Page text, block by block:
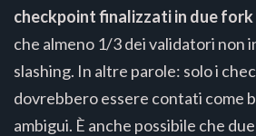
checkpoint finalizzati in due
che almeno 1/3 dei validatori non
slashing. In altre parole: solo i
dovrebbero essere contati come
ambigui. È anche possibile che